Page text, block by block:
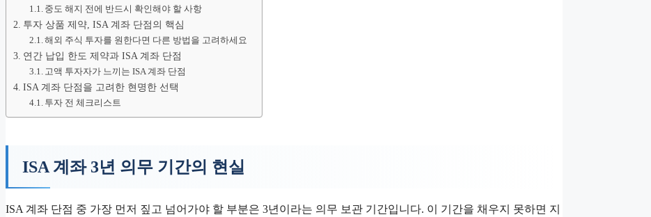
중도 해지 전에 반드시 확인해야 할 사항
투자 상품 제약, ISA 계좌 단점의 핵심
해외 주식 투자를 원한다면 다른 방법을 고려하세요
연간 납입 한도 제약과 ISA 계좌 단점
고액 투자자가 느끼는 ISA 계좌 단점
ISA 계좌 단점을 고려한 현명한 선택
투자 전 체크리스트
ISA 계좌 3년 의무 기간의 현실
ISA 계좌 단점 중 가장 먼저 짚고 넘어가야 할 부분은 3년이라는 의무 보관 기간입니다. 이 기간을 채우지 못하면 지